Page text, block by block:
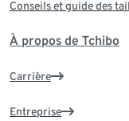
Conseils et guide des
À propos de Tchibo
Carrière
Entreprise